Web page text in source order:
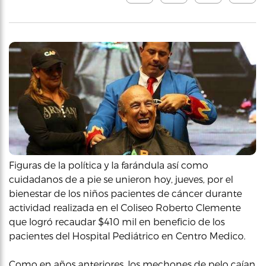
Figuras de la política y la farándula así como
cuidadanos de a pie se unieron hoy, jueves, por el
bienestar de los niños pacientes de cáncer durante
actividad realizada en el Coliseo Roberto Clemente
que logró recaudar $410 mil en beneficio de los
pacientes del Hospital Pediátrico en Centro Medico.